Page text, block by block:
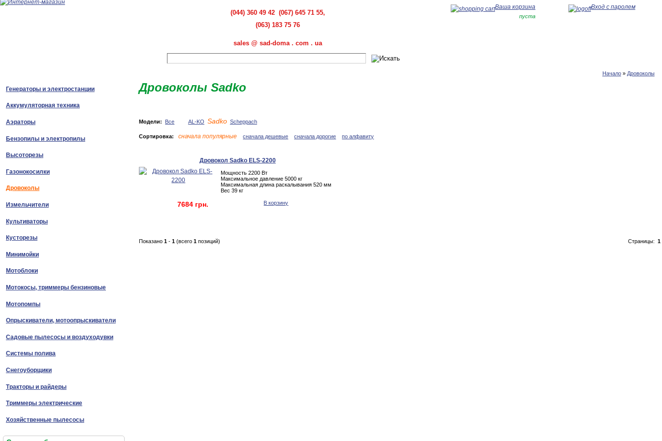
(044) 360 49 42 (067) 645 71 55,
(063) 183 75 76
sales @ sad-doma . com . ua
Ваша корзина
пуста
Вход с паролем
Начало» Дровоколы
Генераторы и электростанции
Аккумуляторная техника
Аэраторы
Бензопилы и электропилы
Высоторезы
Газонокосилки
Дровоколы
Измельчители
Культиваторы
Кусторезы
Минимойки
Мотоблоки
Мотокосы, триммеры бензиновые
Мотопомпы
Опрыскиватели, мотоопрыскиватели
Садовые пылесосы и воздуходувки
Системы полива
Снегоуборщики
Тракторы и райдеры
Триммеры электрические
Хозяйственные пылесосы
Дровоколы Sadko
Модели: Все AL-KO Sadko Scheppach
Сортировка: сначала популярные сначала дешевые сначала дорогие по алфавиту
Дровокол Sadko ELS-2200
Мощность 2200 Вт
Максимальное давление 5000 кг
Максимальная длина раскалывания 520 мм
Вес 39 кг
7684 грн. В корзину
Страницы: 1
Показано1 -1 (всего1 позиций)